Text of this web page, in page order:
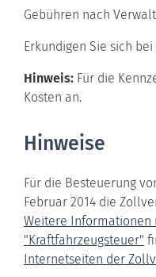
Gebühren nach
Erkundigen Sie sich
Hinweis: Für die
Kosten an.
Hinweise
Für die Besteuerung
Februar 2014 die
Weitere Informationen
"Kraftfahrzeugsteuer"
Internetseiten der